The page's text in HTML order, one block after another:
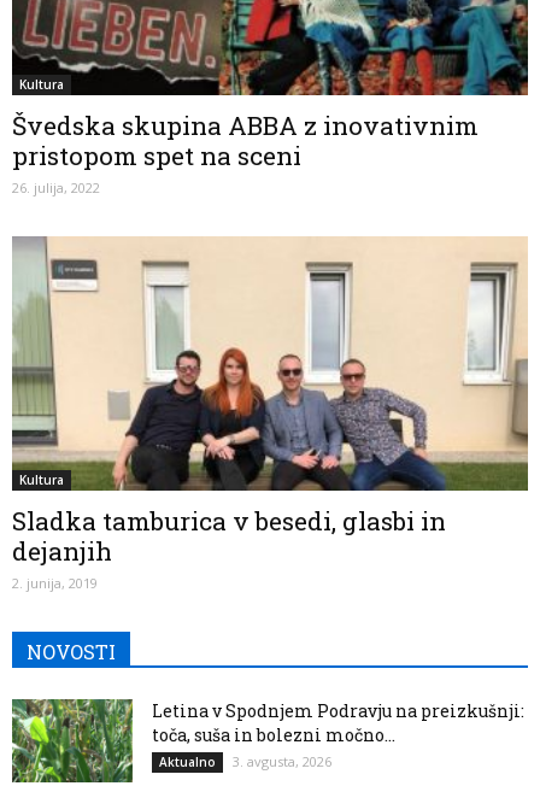
Kultura
Švedska skupina ABBA z inovativnim
pristopom spet na sceni
26. julija, 2022
Kultura
Sladka tamburica v besedi, glasbi in
dejanjih
2. junija, 2019
NOVOSTI
Letina v Spodnjem Podravju na preizkušnji:
toča, suša in bolezni močno...
Aktualno 3. avgusta, 2026